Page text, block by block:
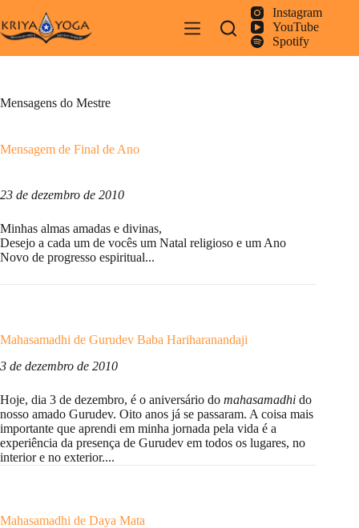
para
o
Instagram
YouTube
Spotify
Mensagens do Mestre
Mensagem de Final de Ano
23 de dezembro de 2010
Minhas almas amadas e divinas,
Desejo a cada um de vocês um Natal religioso e um Ano
Novo de progresso espiritual...
Mahasamadhi de Gurudev Baba Hariharanandaji
3 de dezembro de 2010
Hoje, dia 3 de dezembro, é o aniversário do mahasamadhi do
nosso amado Gurudev. Oito anos já se passaram. A coisa mais
importante que aprendi em minha jornada pela vida é a
experiência da presença de Gurudev em todos os lugares, no
interior e no exterior....
Mahasamadhi de Daya Mata